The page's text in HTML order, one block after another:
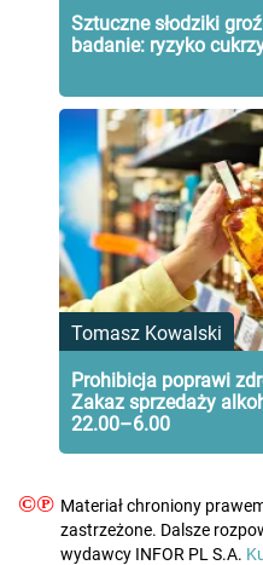
Sztuczne słodziki
badanie: ryzyko
Tomasz Kowalski
Prohibicja poprawi
Zakaz sprzedaży
22.00–6.00
©℗ Materiał chroniony
zastrzeżone. Dalsze
wydawcy INFOR PL S.A.